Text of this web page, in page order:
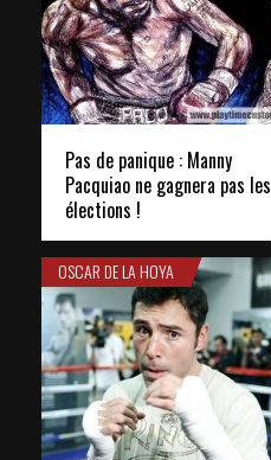
Pas de panique : Manny
Pacquiao ne gagnera pas les
élections !
OSCAR DE LA HOYA